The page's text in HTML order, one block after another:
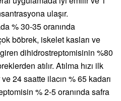
ulaşır.
% 30-35 oranında
böbrek, iskelet kasları ve
dihidrostreptomisinin %80
atılır. Atılma hızı ilk
24 saatte ilacın % 65 kadarı
% 2-5 oranında safra